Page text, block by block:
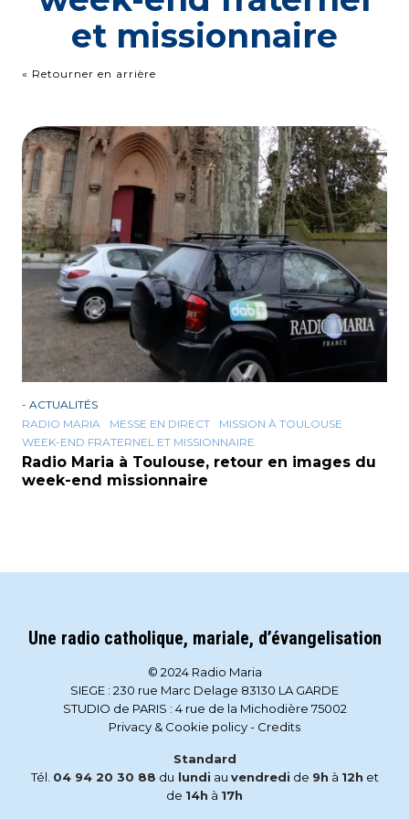
et missionnaire
« Retourner en arrière
- ACTUALITÉS
RADIO MARIA
MESSE EN DIRECT
MISSION À TOULOUSE
WEEK-END FRATERNEL ET MISSIONNAIRE
Radio Maria à Toulouse, retour en images du
week-end missionnaire
Une radio catholique, mariale, d’évangelisation
© 2024 Radio Maria
SIEGE : 230 rue Marc Delage 83130 LA GARDE
STUDIO de PARIS : 4 rue de la Michodière 75002
Privacy & Cookie policy- Credits
Standard
Tél. 04 94 20 30 88 du lundi au vendredi de 9h à 12h et
de 14h à 17h